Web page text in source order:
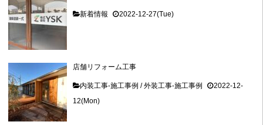
新着情報 2022-12-27(Tue)
店舗リフォーム工事
内装工事-施工事例 /外装工事-施工事例
2022-12-
12(Mon)